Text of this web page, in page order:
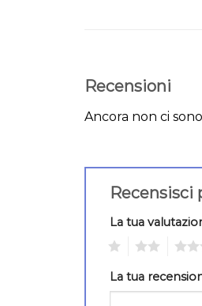
Recensioni
Ancora non ci
Recensisci
La tua
La tua